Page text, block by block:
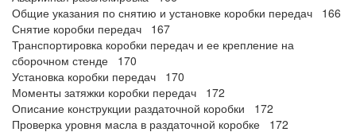
Общие указания по снятию и установке коробки передач 166
Снятие коробки передач 167
Транспортировка коробки передач и ее крепление на
сборочном стенде 170
Установка коробки передач 170
Моменты затяжки коробки передач 172
Описание конструкции раздаточной коробки 172
Проверка уровня масла в раздаточной коробке 172